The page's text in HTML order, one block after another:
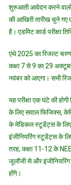
शुरुआती आवेदन करने
की आखिरी तारीख चुने
है। एडमिट कार्ड परीक्षा
एंथे 2025 का रिजल्ट
कक्षा 7 से 9 का 29
नवंबर को आएगा। सभी
यह परीक्षा एक घंटे की
के लिए सवाल फिजिक्स,
के मेडिकल स्टूडेंट्स के लिए
इंजीनियरिंग स्टूडेंट्स के
तरह, कक्षा 11-12 के
जूलॉजी से और
होंगे।